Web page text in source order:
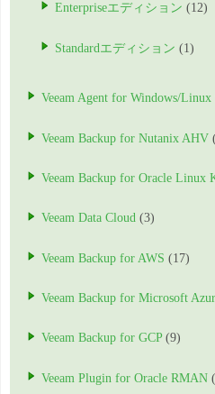
Enterpriseエディション (12)
Standardエディション (1)
Veeam Agent for Windows/Linux
Veeam Backup for Nutanix AHV
Veeam Backup for Oracle Linux
Veeam Data Cloud (3)
Veeam Backup for AWS (17)
Veeam Backup for Microsoft
Veeam Backup for GCP(9)
Veeam Plugin for Oracle RMAN